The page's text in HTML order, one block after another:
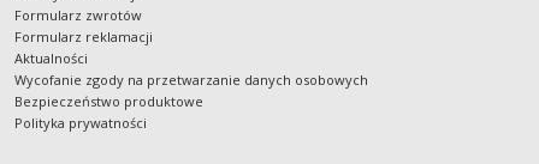
Formularz zwrotów
Formularz reklamacji
Aktualności
Wycofanie zgody na przetwarzanie danych osobowych
Bezpieczeństwo produktowe
Polityka prywatności